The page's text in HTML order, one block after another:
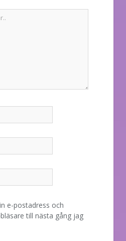
e-postadress och
till nästa gång jag